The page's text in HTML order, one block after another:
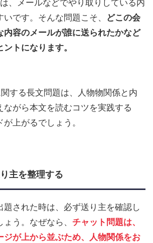
、メールなどでやり取りしている内
です。そんな問題こそ、
どこの会
内容のメールが誰に送られたかなど
トになります。
する長文問題は、人物物関係と内
ながら本文を読むコツを実践する
上がるでしょう。
主を整理する
題された時は、必ず送り主を確認し
う。なぜなら、 チャット問題は、
ジが上から並ぶため、人物関係をお